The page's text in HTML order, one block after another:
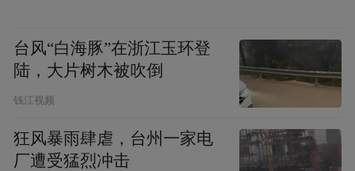
告等多元化学术交流环节。与会者将围绕
“AI 赋能个性化教育的最新创新与挑战”“AI
驱动下游戏化学习与跨学科融合的交汇点”
“AI 与创业教育的融合路径”“人工智能背景下
教育技术学研究的前沿进展”“人工智能与全
台风“白海豚”在浙江玉环登
陆，大片树木被吹倒
钱江视频
狂风暴雨肆虐，台州一家电
厂遭受猛烈冲击